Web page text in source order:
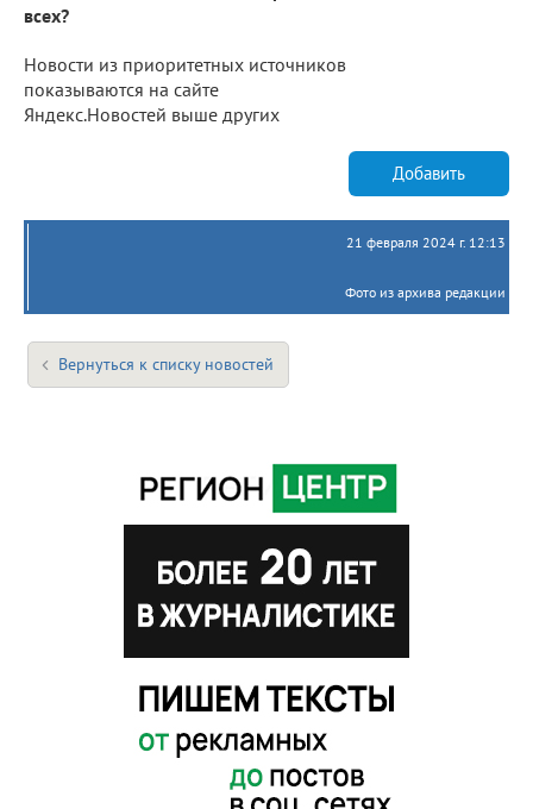
всех?
Новости из приоритетных источников
показываются на сайте
Яндекс.Новостей выше других
Добавить
21 февраля 2024 г. 12:13
Фото из архива редакции
Вернуться к списку новостей